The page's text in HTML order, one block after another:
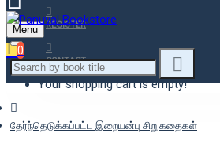
REGISTER
CONTACT
Menu
0
Your shopping cart is empty!
தேர்ந்தெடுக்கப்பட்ட இறையன்பு சிறுகதைகள்